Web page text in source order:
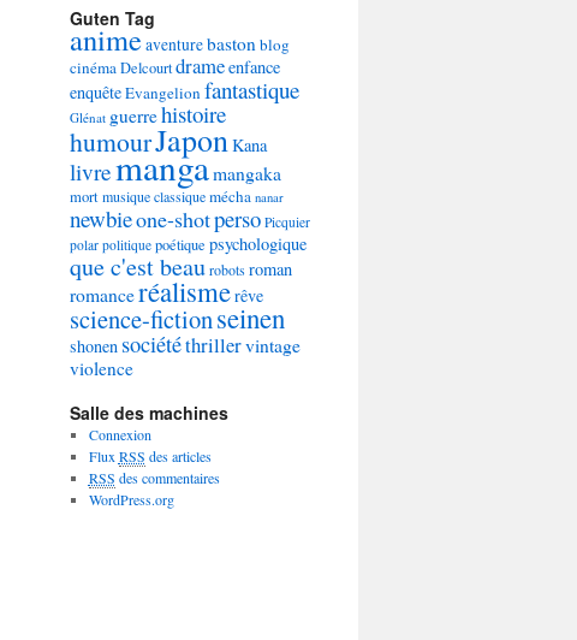
Guten Tag
animeaventurebaston blog
cinémaDelcourtdrameenfance
enquêteEvangelion fantastique
Glénat guerrehistoire
humourJapon Kana
livremangamangaka
mortmusique classiquemécha nanar
newbieone-shotperso Picquier
polar politique poétique psychologique
que c'est beaurobotsroman
romanceréalismerêve
science-fictionseinen
shonen sociététhrillervintage
violence
Salle des machines
Connexion
Flux RSS des articles
RSS des commentaires
WordPress.org